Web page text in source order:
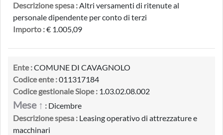
Descrizione spesa :Altri versamenti di ritenute al
personale dipendente per conto di terzi
Importo :€ 1.005,09
Ente :COMUNE DI CAVAGNOLO
Codice ente :011317184
Codice gestionale Siope : 1.03.02.08.002
Mese ↑ : Dicembre
Descrizione spesa : Leasing operativo di attrezzature e
macchinari